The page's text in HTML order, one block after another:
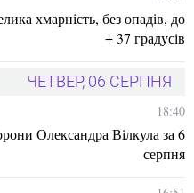
хмарність, без опадів, до
+ 37 градусів
ЧЕТВЕР, 06 СЕРПНЯ
18:40
Олександра Вілкула за 6
серпня